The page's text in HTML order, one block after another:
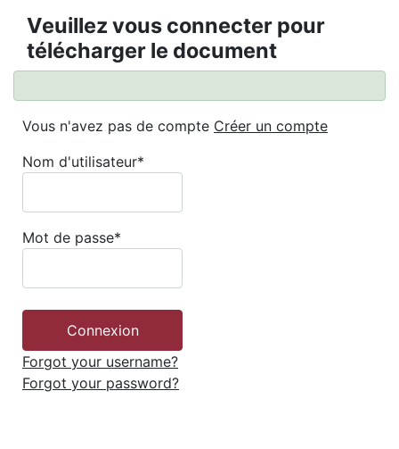
Veuillez vous connecter pour
télécharger le document
Vous n'avez pas de compte Créer un compte
Nom d'utilisateur*
Mot de passe*
Forgot your username?
Forgot your password?